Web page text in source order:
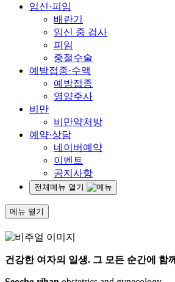
임신·피임
배란기
임신 중 검사
피임
중절수술
예방접종·수액
예방접종
영양주사
비만
비만약처방
예약·상담
네이버예약
이벤트
공지사항
전체메뉴 열기
메뉴 열기
건강한 여자의 일생. 그 모든 순간에 함께